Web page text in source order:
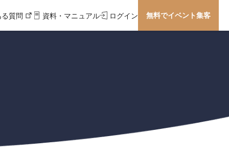
質問 資料・マニュアル ログイン 無料でイベント集客